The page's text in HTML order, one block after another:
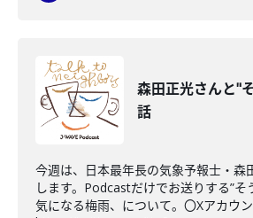
森田正光さんと"
話
今週は、日本最年長の気象予報士・森
します。Podcastだけでお送りする”
気になる梅雨、について。〇Xアカウ